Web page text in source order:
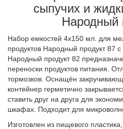
сыпучих и
Народный
Набор емкостей 4х150 мл. для
продуктов Народный продукт 87
Народный продукт 82
переноски продуктов питания.
тормозков. Оснащён
контейнер герметично
ставить друг на друга для
шкафах. Подходит для
Изготовлен из пищевого